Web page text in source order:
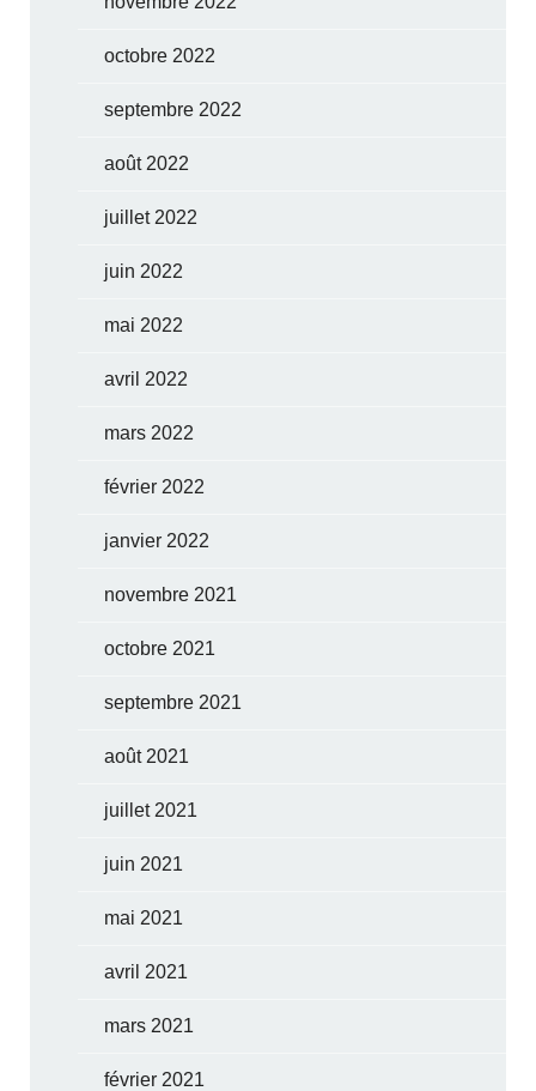
octobre 2022
septembre 2022
août 2022
juillet 2022
juin 2022
mai 2022
avril 2022
mars 2022
février 2022
janvier 2022
novembre 2021
octobre 2021
septembre 2021
août 2021
juillet 2021
juin 2021
mai 2021
avril 2021
mars 2021
février 2021